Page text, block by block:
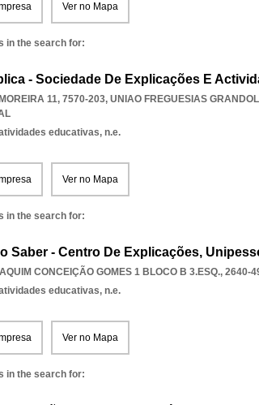
Ver no Mapa
in the search for:
- Sociedade De Explicações E
11, 7570-203, UNIAO FREGUESIAS
educativas, n.e.
Ver no Mapa
in the search for:
Saber - Centro De Explicações,
CONCEIÇÃO GOMES 1 BLOCO B 3.ESQ., 2640-
educativas, n.e.
Ver no Mapa
in the search for: